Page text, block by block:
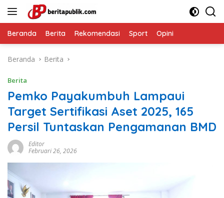
Beranda Berita Rekomendasi Sport Opini
Beranda Berita
Berita
Pemko Payakumbuh Lampaui
Target Sertifikasi Aset 2025, 165
Persil Tuntaskan Pengamanan BMD
Editor
Februari 26, 2026